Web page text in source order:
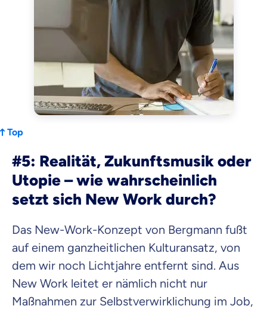
Top
#5: Realität, Zukunftsmusik oder
Utopie – wie wahrscheinlich
setzt sich New Work durch?
Das New-Work-Konzept von Bergmann fußt
auf einem ganzheitlichen Kulturansatz, von
dem wir noch Lichtjahre entfernt sind. Aus
New Work leitet er nämlich nicht nur
Maßnahmen zur Selbstverwirklichung im Job,